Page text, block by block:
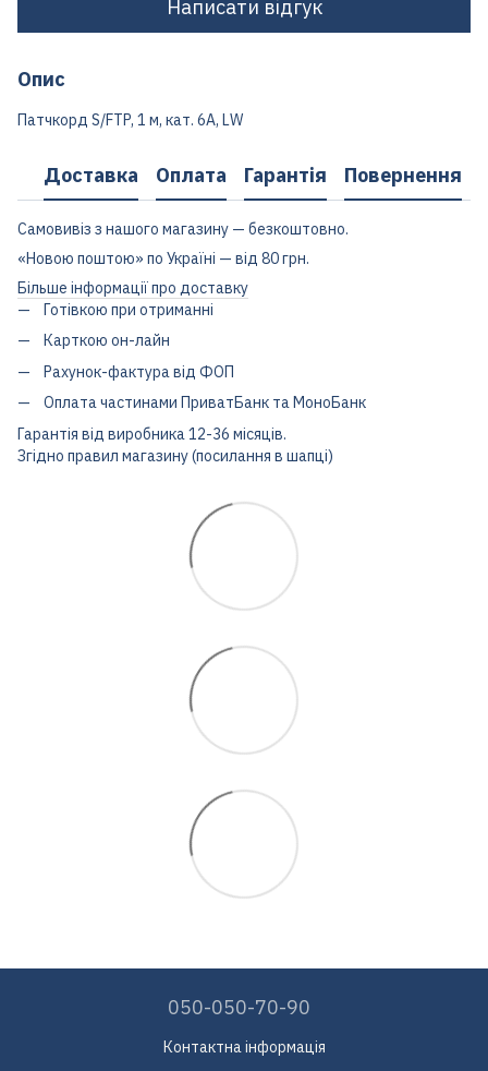
Написати відгук
Опис
Патчкорд S/FTP, 1 м, кат. 6А, LW
Доставка Оплата Гарантія Повернення
Самовивіз з нашого магазину — безкоштовно.
«Новою поштою» по Україні — від 80 грн.
Більше інформації про доставку
Готівкою при отриманні
Карткою он-лайн
Рахунок-фактура від ФОП
Оплата частинами ПриватБанк та МоноБанк
Гарантія від виробника 12-36 місяців.
Згідно правил магазину (посилання в шапці)
050-050-70-90
Контактна інформація